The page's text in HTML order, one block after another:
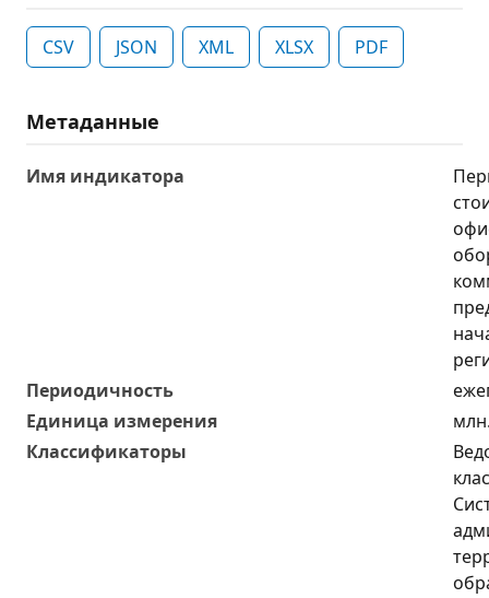
CSV JSON XML XLSX PDF
Метаданные
Имя индикатора
Периодичность
Единица измерения
Классификаторы